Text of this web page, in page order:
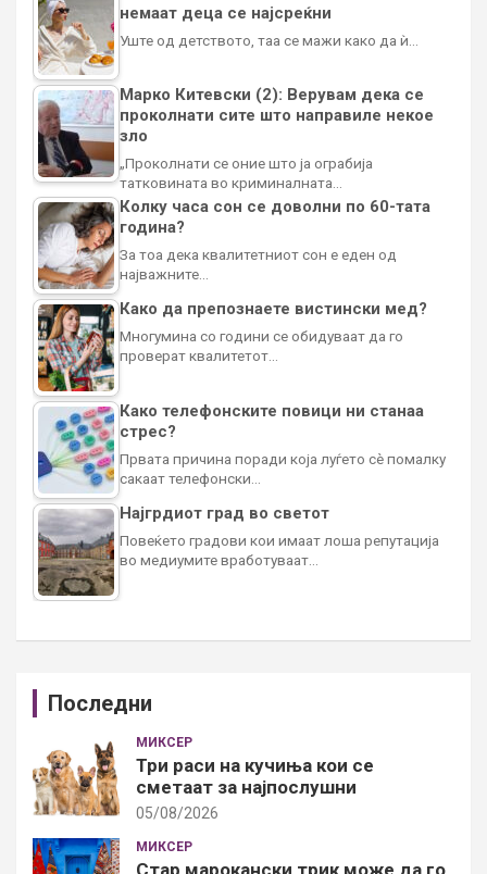
немаат деца се најсреќни
Уште од детството, таа се мажи како да ѝ…
Марко Китевски (2): Верувам дека се
проколнати сите што направиле некое
зло
„Проколнати се оние што ја ограбија
татковината во криминалната…
Колку часа сон се доволни по 60-тата
година?
За тоа дека квалитетниот сон е еден од
најважните…
Како да препознаете вистински мед?
Многумина со години се обидуваат да го
проверат квалитетот…
Како телефонските повици ни станаа
стрес?
Првата причина поради која луѓето сè помалку
сакаат телефонски…
Најгрдиот град во светот
Повеќето градови кои имаат лоша репутација
во медиумите вработуваат…
Последни
МИКСЕР
Три раси на кучиња кои се
сметаат за најпослушни
05/08/2026
МИКСЕР
Стар марокански трик може да го